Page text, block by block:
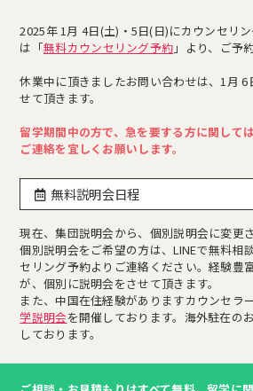
2025年 1月 4日(土)・5日(日)にカウンセリ
は「無料カウンセリング予約 」より、ご予
休業中に頂きましたお問い合わせは、1月 6
せて頂きます。
留学期間中の方で、急を要する方に関して
ご連絡を宜しくお願いします。
無料説明会日程
現在、集団説明会から、個別説明会に変更
個別説明会をご希望の方は、LINEで無料相
セリング予約よりご連絡ください。経験豊
が、個別に説明会をさせて頂きます。
また、中国在住経験がありますカウンセラー
学説明会を開催しております。海外駐在の
しております。